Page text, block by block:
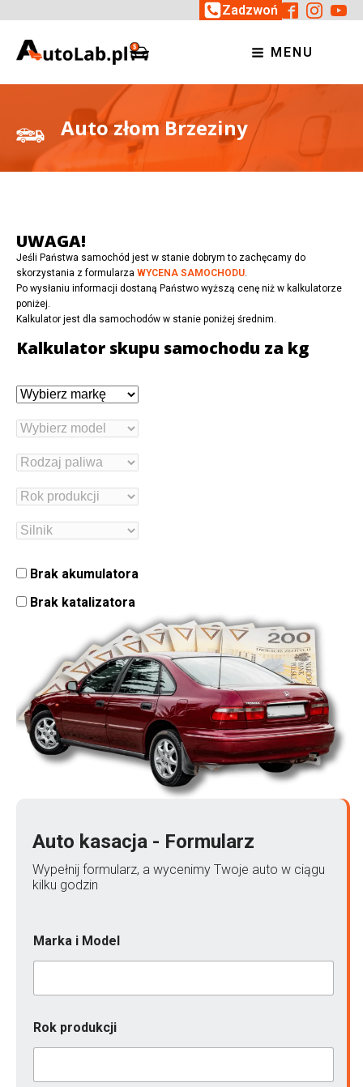
Zadzwoń
MENU
Auto złom Brzeziny
UWAGA!
Jeśli Państwa samochód jest w stanie dobrym to zachęcamy do
skorzystania z formularza WYCENA SAMOCHODU.
Po wysłaniu informacji dostaną Państwo wyższą cenę niż w kalkulatorze
poniżej.
Kalkulator jest dla samochodów w stanie poniżej średnim.
Kalkulator skupu samochodu za kg
Brak akumulatora
Brak katalizatora
Auto kasacja - Formularz
Wypełnij formularz, a wycenimy Twoje auto w ciągu
kilku godzin
Marka i Model
r
o
u
Rok produkcji